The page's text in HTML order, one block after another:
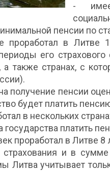
-
пенсии по
проработал в Литве
его
также странах, с
получение пенсии
будет платить
в нескольких
государства платить
проработал в Литве
страхования и в
Литва учитывает